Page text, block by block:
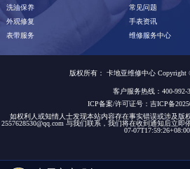
洗油保养
外观修复
表带服务
常见问题
手表资讯
维修服务中心
版权所有： 卡地亚维修中心 Copyright
客户服务热线：400-992-
ICP备案/许可证号：吉ICP备
如权利人或知情人士发现本站内容存在事实错误或涉及版
2557628530@qq.com 与我们联系，我们将在收到通知后立
07-07T17:59:26+08:00